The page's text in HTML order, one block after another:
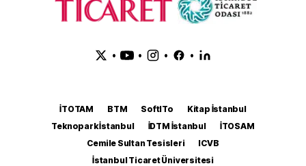
• • • •
İTOTAM BTM SoftITo
Kitap İstanbul
Teknopark İstanbul
İDTM İstanbul
İTOSAM
Cemile Sultan Tesisleri
ICVB
İstanbul Ticaret Üniversitesi